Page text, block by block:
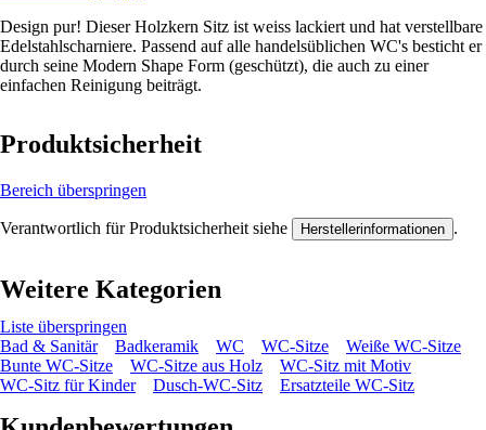
Design pur! Dieser Holzkern Sitz ist weiss lackiert und hat verstellbare
Edelstahlscharniere. Passend auf alle handelsüblichen WC's besticht er
durch seine Modern Shape Form (geschützt), die auch zu einer
einfachen Reinigung beiträgt.
Produktsicherheit
Bereich überspringen
Verantwortlich für Produktsicherheit siehe Herstellerinformationen .
Weitere Kategorien
Liste überspringen
Bad & Sanitär
Badkeramik WC WC-Sitze
Weiße WC-Sitze
Bunte WC-Sitze
WC-Sitze aus Holz
WC-Sitz mit Motiv
WC-Sitz für Kinder
Dusch-WC-Sitz Ersatzteile WC-Sitz